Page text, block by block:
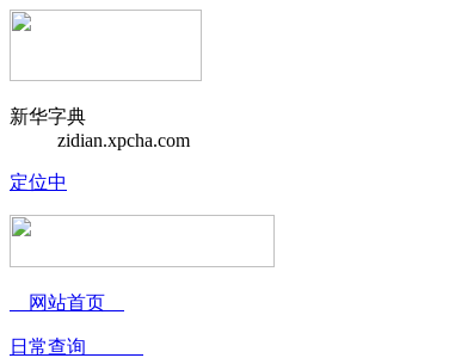
新华字典
zidian.xpcha.com
定位中
网站首页
日常查询